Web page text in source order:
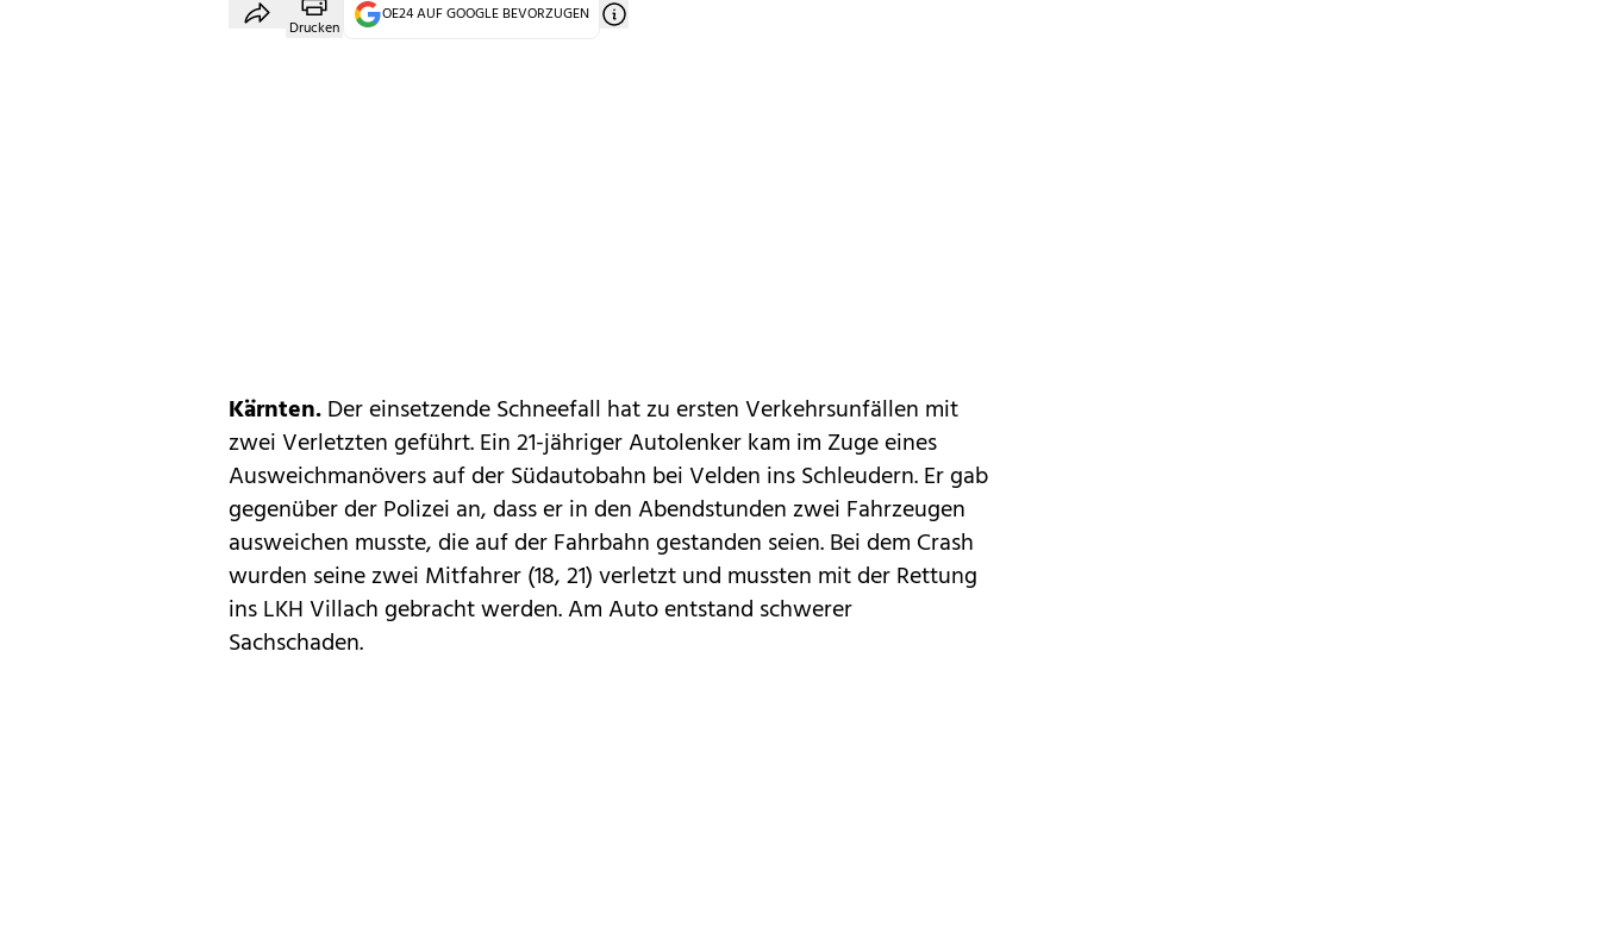
Drucken
OE24 AUF GOOGLE BEVORZUGEN
Kärnten.Der einsetzende Schneefall hat zu ersten Verkehrsunfällen mit
zwei Verletzten geführt. Ein 21-jähriger Autolenker kam im Zuge eines
Ausweichmanövers auf der Südautobahn bei Velden ins Schleudern. Er gab
gegenüber der Polizei an, dass er in den Abendstunden zwei Fahrzeugen
ausweichen musste, die auf der Fahrbahn gestanden seien. Bei dem Crash
wurden seine zwei Mitfahrer (18, 21) verletzt und mussten mit der Rettung
ins LKH Villach gebracht werden. Am Auto entstand schwerer
Sachschaden.